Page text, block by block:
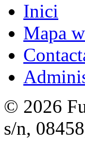
Inici
Mapa
© 2026
s/n,